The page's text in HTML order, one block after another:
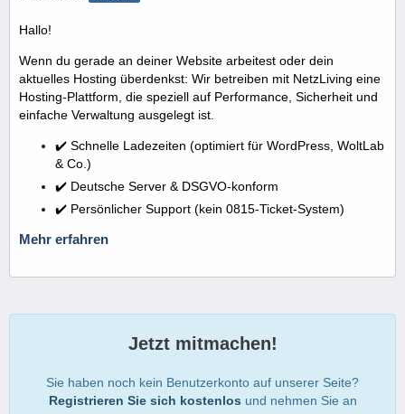
Hallo!
Wenn du gerade an deiner Website arbeitest oder dein
aktuelles Hosting überdenkst: Wir betreiben mit NetzLiving eine
Hosting-Plattform, die speziell auf Performance, Sicherheit und
einfache Verwaltung ausgelegt ist.
✔️ Schnelle Ladezeiten (optimiert für WordPress, WoltLab
& Co.)
✔️ Deutsche Server & DSGVO-konform
✔️ Persönlicher Support (kein 0815-Ticket-System)
Mehr erfahren
Jetzt mitmachen!
Sie haben noch kein Benutzerkonto auf unserer Seite?
Registrieren Sie sich kostenlos und nehmen Sie an